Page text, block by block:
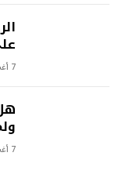
7 أغسطس,2026
7 أغسطس,2026